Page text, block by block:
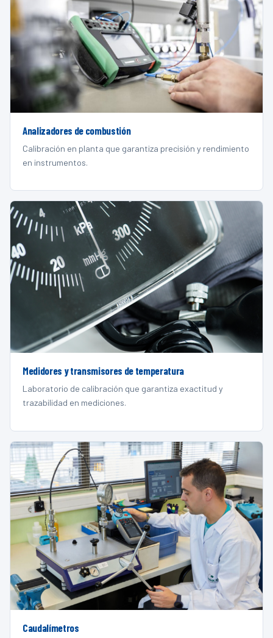
Analizadores de combustión
Calibración en planta que garantiza precisión y rendimiento
en instrumentos.
Medidores y transmisores de temperatura
Laboratorio de calibración que garantiza exactitud y
trazabilidad en mediciones.
Caudalímetros